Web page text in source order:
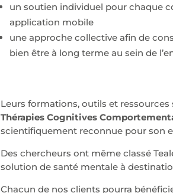
un soutien individuel pour chaque
application mobile
une approche collective afin de
bien être à long terme au sein de
Leurs formations, outils et ressources
Thérapies Cognitives
scientifiquement reconnue pour son
Des chercheurs ont même classé
solution de santé mentale à
Chacun de nos clients pourra